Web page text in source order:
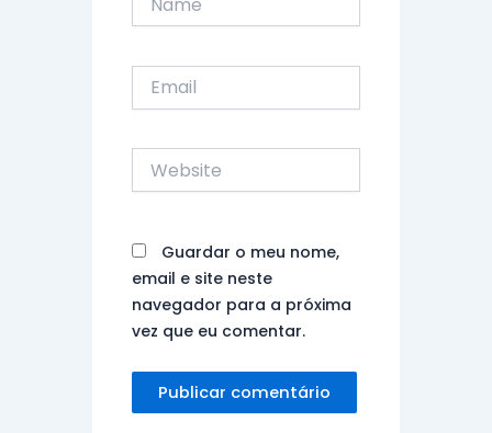
Website
Guardar o meu nome,
email e site neste
navegador para a próxima
vez que eu comentar.